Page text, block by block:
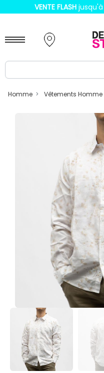
VENTE FLASH jusqu'à
Homme Vêtements Homme